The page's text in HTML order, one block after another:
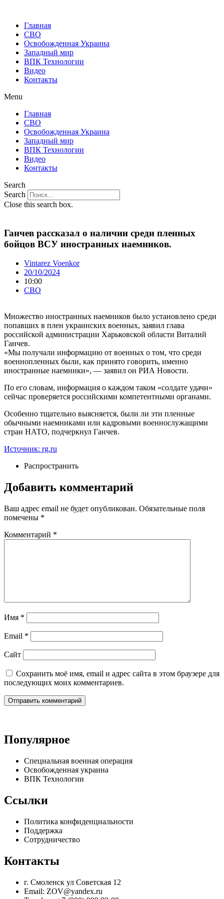
Главная
СВО
Освобожденная Украина
Западный мир
ВПК Технологии
Видео
Контакты
Menu
Главная
СВО
Освобожденная Украина
Западный мир
ВПК Технологии
Видео
Контакты
Search
Search
Close this search box.
Ганчев рассказал о наличии среди пленных
бойцов ВСУ иностранных наемников.
Vintarez Voenkor
20/10/2024
10:00
СВО
Множество иностранных наемников было установлено среди
попавших в плен украинских военных, заявил глава
российской администрации Харьковской области Виталий
Ганчев.
«Мы получали информацию от военных о том, что среди
военнопленных были, как принято говорить, именно
иностранные наемники», — заявил он РИА Новости.
По его словам, информация о каждом таком «солдате удачи»
сейчас проверяется российскими компетентными органами.
Особенно тщательно выясняется, были ли эти пленные
обычными наемниками или кадровыми военнослужащими
стран НАТО, подчеркнул Ганчев.
Источник: rg.ru
Распространить
Добавить комментарий
Ваш адрес email не будет опубликован. Обязательные поля
помечены *
Комментарий *
Имя *
Email *
Сайт
Сохранить моё имя, email и адрес сайта в этом браузере для
последующих моих комментариев.
Популярное
Специальная военная операция
Освобожденная украина
ВПК Технологии
Ссылки
Политика конфиденциальности
Поддержка
Сотрудничество
Контакты
г. Смоленск ул Советская 12
Email: ZOV@yandex.ru